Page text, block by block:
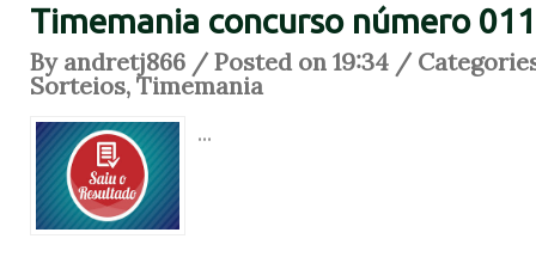
Timemania concurso número
By andretj866 / Posted on 19:34 /
Sorteios,Timemania
...